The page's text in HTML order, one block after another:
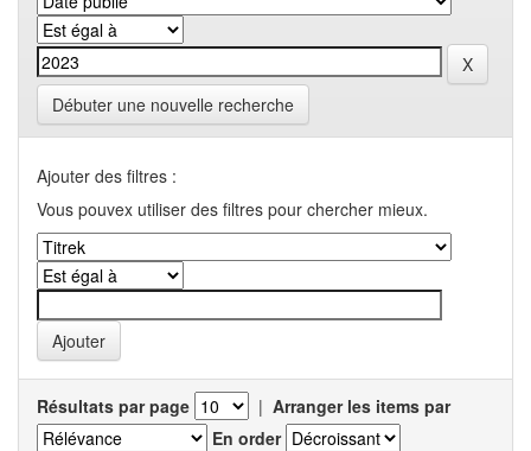
Débuter une nouvelle recherche
Ajouter des filtres :
Vous pouvex utiliser des filtres pour chercher mieux.
Résultats par page | Arranger les items par
En order